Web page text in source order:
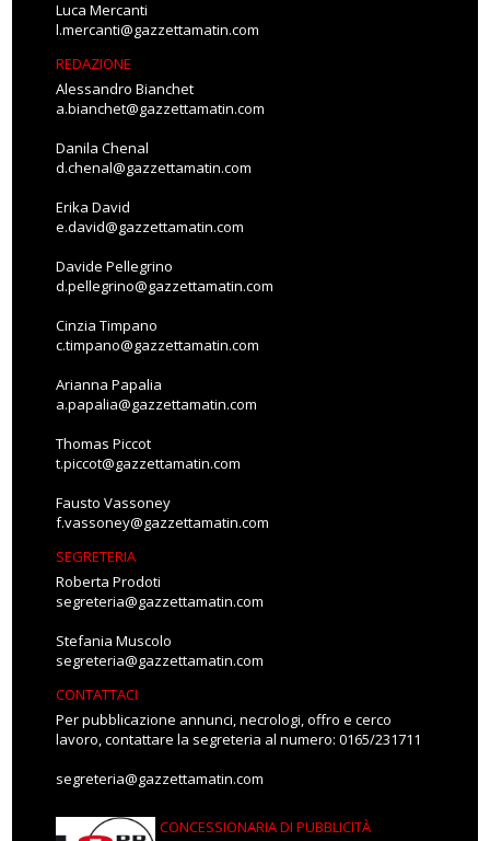
Luca Mercanti
l.mercanti@gazzettamatin.com
REDAZIONE
Alessandro Bianchet
a.bianchet@gazzettamatin.com
Danila Chenal
d.chenal@gazzettamatin.com
Erika David
e.david@gazzettamatin.com
Davide Pellegrino
d.pellegrino@gazzettamatin.com
Cinzia Timpano
c.timpano@gazzettamatin.com
Arianna Papalia
a.papalia@gazzettamatin.com
Thomas Piccot
t.piccot@gazzettamatin.com
Fausto Vassoney
f.vassoney@gazzettamatin.com
SEGRETERIA
Roberta Prodoti
segreteria@gazzettamatin.com
Stefania Muscolo
segreteria@gazzettamatin.com
CONTATTACI
Per pubblicazione annunci, necrologi, offro e cerco
lavoro, contattare la segreteria al numero: 0165/231711
segreteria@gazzettamatin.com
CONCESSIONARIA DI PUBBLICITÀ